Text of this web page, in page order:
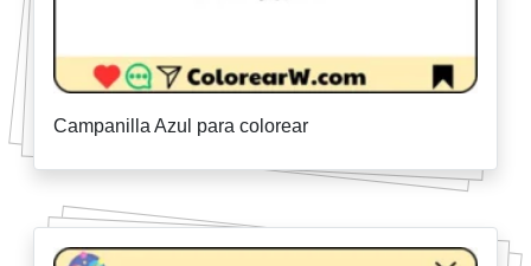
Campanilla Azul para colorear